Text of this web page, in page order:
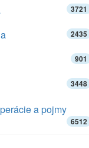
3721
2435
901
3448
a pojmy
6512